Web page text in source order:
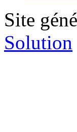
Site
Solution